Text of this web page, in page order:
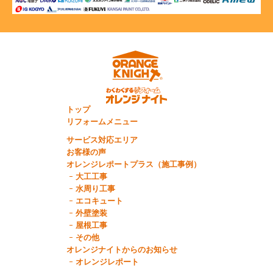
トップ
リフォームメニュー
サービス対応エリア
お客様の声
オレンジレポートプラス（施工事例）
大工工事
水周り工事
エコキュート
外壁塗装
屋根工事
その他
オレンジナイトからのお知らせ
オレンジレポート